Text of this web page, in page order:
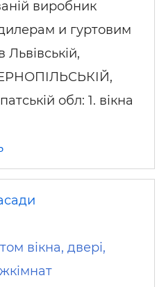
виробник
и гуртовим
обл: 1. вікна
вікна, двері,